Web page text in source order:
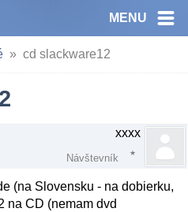
MENU
cd slackware12
xxxx
Návštevník
(na Slovensku - na dobierku,
na CD (nemam dvd